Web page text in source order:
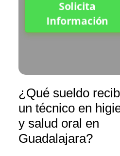
Solicita
Información
¿Qué sueldo
un técnico en
y salud oral en
Guadalajara?